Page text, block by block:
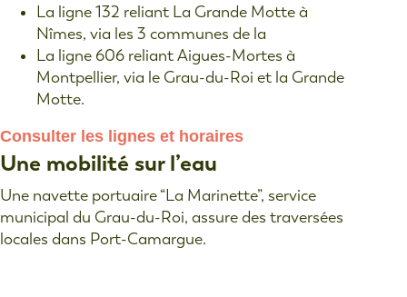
La ligne 132 reliant La Grande Motte à
Nîmes, via les 3 communes de la
La ligne 606 reliant Aigues-Mortes à
Montpellier, via le Grau-du-Roi et la Grande
Motte.
Consulter les lignes et horaires
Une mobilité sur l’eau
Une navette portuaire “La Marinette”, service
municipal du Grau-du-Roi, assure des traversées
locales dans Port-Camargue.